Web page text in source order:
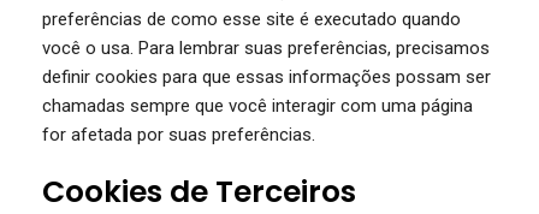
preferências de como esse site é executado quando
você o usa. Para lembrar suas preferências, precisamos
definir cookies para que essas informações possam ser
chamadas sempre que você interagir com uma página
for afetada por suas preferências.
Cookies de Terceiros